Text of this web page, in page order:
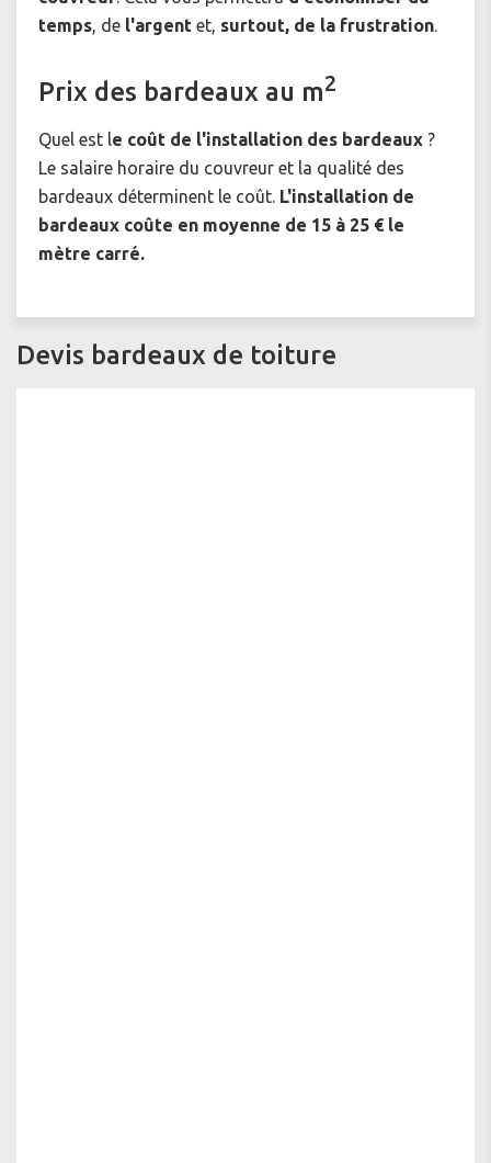
temps, de l'argent et, surtout, de la frustration.
Prix des bardeaux au m2
Quel est le coût de l'installation des bardeaux ?
Le salaire horaire du couvreur et la qualité des
bardeaux déterminent le coût. L'installation de
bardeaux coûte en moyenne de 15 à 25 € le
mètre carré.
Devis bardeaux de toiture